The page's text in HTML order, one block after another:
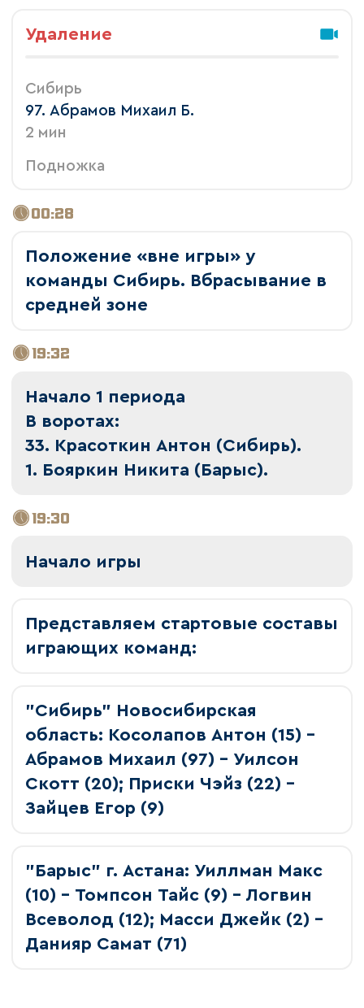
Удаление
Сибирь
97. Абрамов Михаил Б.
2 мин
Подножка
00:28
Положение «вне игры» у
команды Сибирь. Вбрасывание в
средней зоне
19:32
Начало 1 периода
В воротах:
33. Красоткин Антон (Сибирь).
1. Бояркин Никита (Барыс).
19:30
Начало игры
Представляем стартовые составы
играющих команд:
"Сибирь" Новосибирская
область: Косолапов Антон (15) -
Абрамов Михаил (97) - Уилсон
Скотт (20); Приски Чэйз (22) -
Зайцев Егор (9)
"Барыс" г. Астана: Уиллман Макс
(10) - Томпсон Тайс (9) - Логвин
Всеволод (12); Масси Джейк (2) -
Данияр Самат (71)